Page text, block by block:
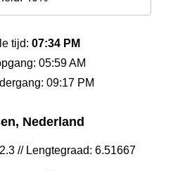
tijd: 07:34 PM
05:59 AM
09:17 PM
Nederland
// Lengtegraad: 6.51667